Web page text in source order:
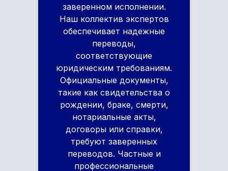
заверенном исполнении.
Наш коллектив экспертов
обеспечивает надежные
переводы,
соответствующие
юридическим требованиям.
Официальные документы,
такие как свидетельства о
рождении, браке, смерти,
нотариальные акты,
договоры или справки,
требуют заверенных
переводов. Частные и
профессиональные